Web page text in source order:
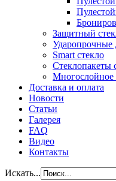
Защитный
Ударопрочные
Smart стекло
Cтеклопакеты
Многослойное
Доставка и оплата
Новости
Статьи
Галерея
FAQ
Видео
Контакты
Искать...